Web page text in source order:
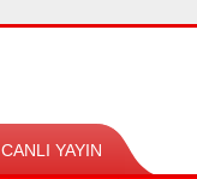
CANLI YAYIN